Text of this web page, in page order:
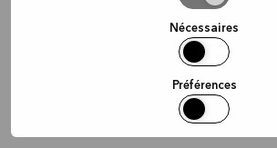
Nécessaires
Préférences